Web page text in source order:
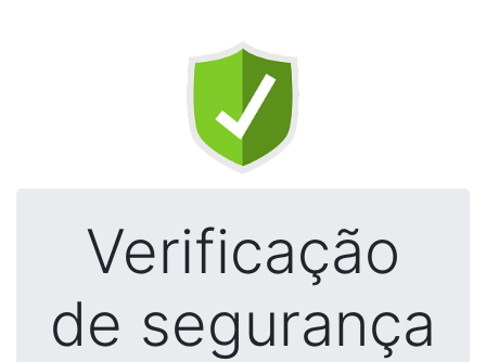
Verificação
de segurança